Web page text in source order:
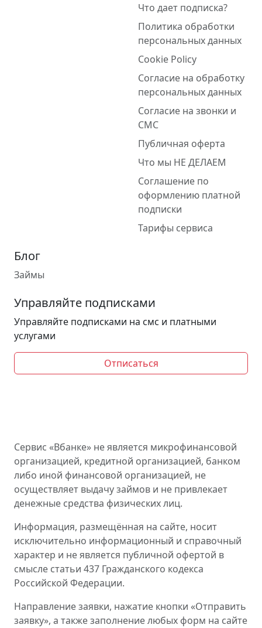
Что дает подписка?
Политика обработки
персональных данных
Cookie Policy
Согласие на обработку
персональных данных
Согласие на звонки и
СМС
Публичная оферта
Что мы НЕ ДЕЛАЕМ
Соглашение по
оформлению платной
подписки
Тарифы сервиса
Блог
Займы
Управляйте подписками
Управляйте подписками на смс и платными
услугами
Отписаться
Сервис «Вбанке» не является микрофинансовой
организацией, кредитной организацией, банком
либо иной финансовой организацией, не
осуществляет выдачу займов и не привлекает
денежные средства физических лиц.
Информация, размещённая на сайте, носит
исключительно информационный и справочный
характер и не является публичной офертой в
смысле статьи 437 Гражданского кодекса
Российской Федерации.
Направление заявки, нажатие кнопки «Отправить
заявку», а также заполнение любых форм на сайте